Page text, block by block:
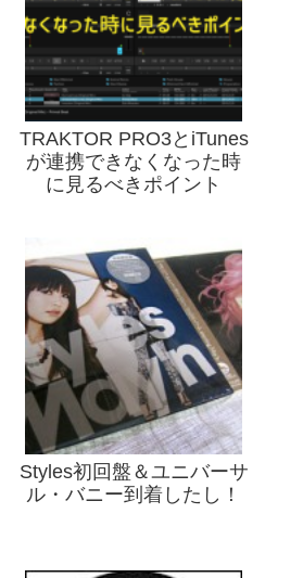
TRAKTOR PRO3とiTunes
が連携できなくなった時
に見るべきポイント
Styles初回盤＆ユニバーサ
ル・バニー到着したし！